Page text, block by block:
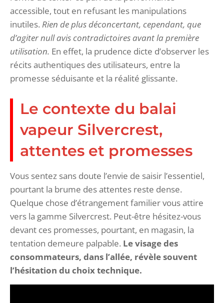
accessible, tout en refusant les manipulations
inutiles. Rien de plus déconcertant, cependant, que
d’agiter null avis contradictoires avant la première
utilisation. En effet, la prudence dicte d’observer les
récits authentiques des utilisateurs, entre la
promesse séduisante et la réalité glissante.
Le contexte du balai
vapeur Silvercrest,
attentes et promesses
Vous sentez sans doute l’envie de saisir l’essentiel,
pourtant la brume des attentes reste dense.
Quelque chose d’étrangement familier vous attire
vers la gamme Silvercrest. Peut-être hésitez-vous
devant ces promesses, pourtant, en magasin, la
tentation demeure palpable. Le visage des
consommateurs, dans l’allée, révèle souvent
l’hésitation du choix technique.